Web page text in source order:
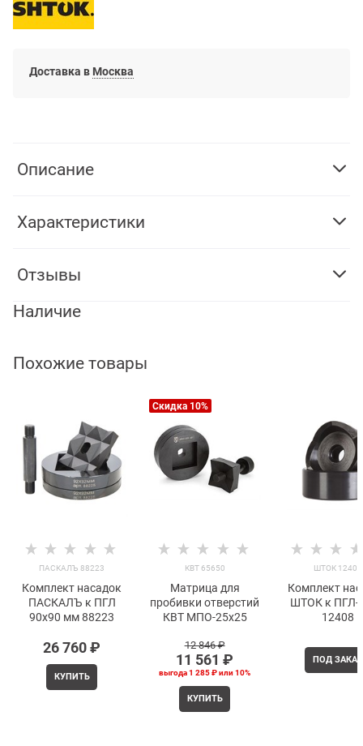
Доставка в Москва
Описание
Характеристики
Отзывы
Наличие
Похожие товары
ПАСКАЛЪ 88223
Комплект насадок
ПАСКАЛЪ к ПГЛ
90x90 мм 88223
26 760 ₽
КУПИТЬ
Скидка 10%
КВТ 65650
Матрица для
пробивки отверстий
КВТ МПО-25x25
12 846 ₽
11 561 ₽
выгода1 285 ₽или10%
КУПИТЬ
ШТОК 12408
Комплект
ШТОК к ПГЛ-
12408
ПОД ЗАКАЗ